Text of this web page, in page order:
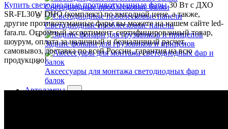
Светодиодные проблесковые балки
Светодиодные проблесковые панели
Задние фонари для грузовиков и прицепов
Аксессуары для монтажа светодиодных фар и
балок
Автолампы
Купить cветодиодные противотуманные фары30 Вт с ДХО
SR-FL30W DHO (комплект) по выгодной цене, а также,
другие противотуманные фары вы можете на нашем сайте led-
fara.ru. Огромный ассортимент, сертифицированный товар,
шоурум, оплата за наличный и безналичный расчет,
самовывоз, доставка по всей России, гарантия на всю
продукцию!